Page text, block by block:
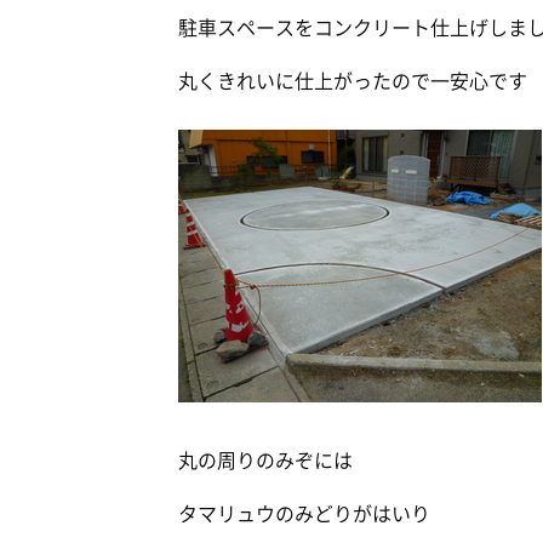
駐車スペースをコンクリート仕上げしま
丸くきれいに仕上がったので一安心です
丸の周りのみぞには
タマリュウのみどりがはいり